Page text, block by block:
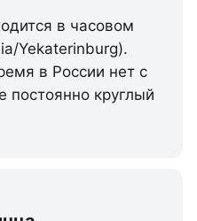
в часовом
Yekaterinburg).
в России нет с
круглый